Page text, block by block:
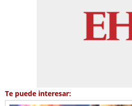
Te puede interesar: